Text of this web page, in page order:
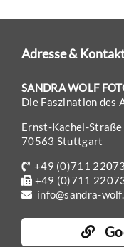
Adresse &
SANDRA WOLF
Die Faszination des
Ernst-Kachel-Straße
70563 Stuttgart
+49 (0)711
+49 (0)711
info@sandra-